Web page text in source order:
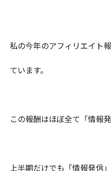
私の今年のアフィリエイト
ています。
この報酬はほぼ全て「情報
上半期だけでも「情報発信